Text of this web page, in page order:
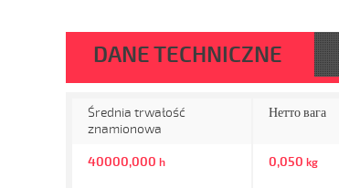
DANE TECHNICZNE
Średnia trwałość
znamionowa
40000,000 h
Нетто вага
0,050 kg